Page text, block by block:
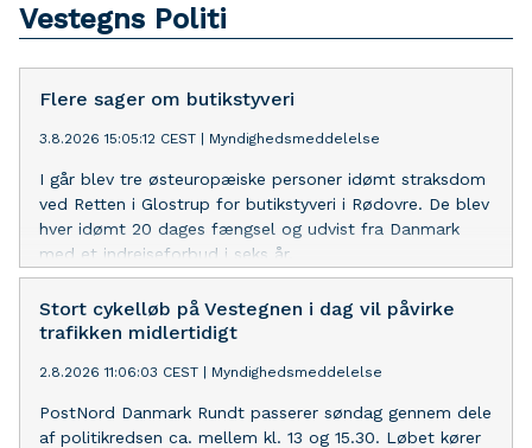
Vestegns Politi
Flere sager om butikstyveri
3.8.2026 15:05:12 CEST Myndighedsmeddelelse
I går blev tre østeuropæiske personer idømt straksdom
ved Retten i Glostrup for butikstyveri i Rødovre. De blev
hver idømt 20 dages fængsel og udvist fra Danmark
med et indrejseforbud i seks år.
Stort cykelløb på Vestegnen i dag vil påvirke
trafikken midlertidigt
2.8.2026 11:06:03 CEST Myndighedsmeddelelse
PostNord Danmark Rundt passerer søndag gennem dele
af politikredsen ca. mellem kl. 13 og 15.30. Løbet kører